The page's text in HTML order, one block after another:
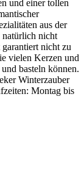
und einer tollen
aus der
nicht
nicht zu
vielen Kerzen und
basteln können.
Winterzauber
Montag bis